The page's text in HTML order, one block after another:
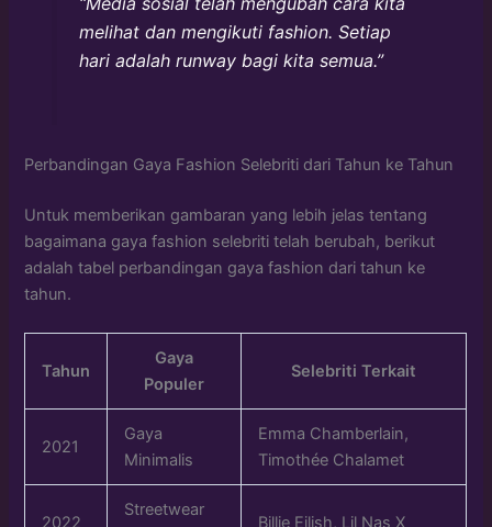
melihat dan mengikuti fashion. Setiap
hari adalah runway bagi kita semua.”
Perbandingan Gaya Fashion Selebriti dari Tahun ke Tahun
Untuk memberikan gambaran yang lebih jelas tentang
bagaimana gaya fashion selebriti telah berubah, berikut
adalah tabel perbandingan gaya fashion dari tahun ke
tahun.
Tahun
Gaya
Populer
Selebriti Terkait
2021
Gaya
Minimalis
Emma Chamberlain,
Timothée Chalamet
2022
Streetwear
Billie Eilish, Lil Nas X